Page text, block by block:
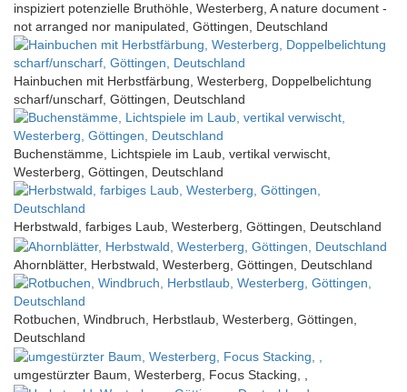
inspiziert potenzielle Bruthöhle, Westerberg, A nature document -
not arranged nor manipulated, Göttingen, Deutschland
Hainbuchen mit Herbstfärbung, Westerberg, Doppelbelichtung
scharf/unscharf, Göttingen, Deutschland
Buchenstämme, Lichtspiele im Laub, vertikal verwischt,
Westerberg, Göttingen, Deutschland
Herbstwald, farbiges Laub, Westerberg, Göttingen, Deutschland
Ahornblätter, Herbstwald, Westerberg, Göttingen, Deutschland
Rotbuchen, Windbruch, Herbstlaub, Westerberg, Göttingen,
Deutschland
umgestürzter Baum, Westerberg, Focus Stacking, ,